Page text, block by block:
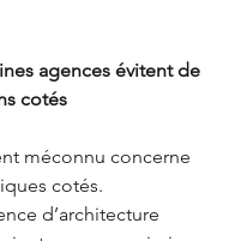
agences évitent de
cotés
méconnu concerne
cotés.
d’architecture